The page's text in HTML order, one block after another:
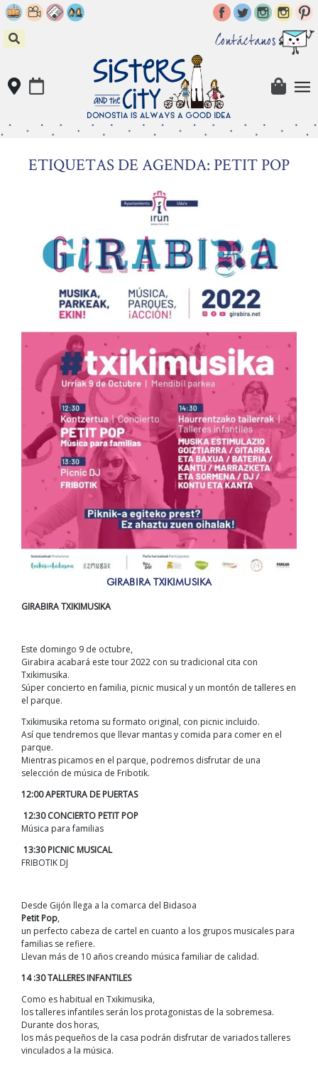
Skip
to
content
Contáctanos
ETIQUETAS DE AGENDA: PETIT POP
GIRABIRA TXIKIMUSIKA
GIRABIRA TXIKIMUSIKA
Este domingo 9 de octubre,
Girabira acabará este tour 2022 con su tradicional cita con
Txikimusika.
Súper concierto en familia, picnic musical y un montón de talleres en
el parque.
Txikimusika retoma su formato original, con picnic incluido.
Así que tendremos que llevar mantas y comida para comer en el
parque.
Mientras picamos en el parque, podremos disfrutar de una
selección de música de Fribotik.
12:00 APERTURA DE PUERTAS
12:30 CONCIERTO PETIT POP
Música para familias
13:30 PICNIC MUSICAL
FRIBOTIK DJ
Desde Gijón llega a la comarca del Bidasoa
Petit Pop,
un perfecto cabeza de cartel en cuanto a los grupos musicales para
familias se refiere.
Llevan más de 10 años creando música familiar de calidad.
14 :30 TALLERES INFANTILES
Como es habitual en Txikimusika,
los talleres infantiles serán los protagonistas de la sobremesa.
Durante dos horas,
los más pequeños de la casa podrán disfrutar de variados talleres
vinculados a la música.